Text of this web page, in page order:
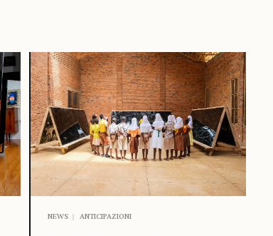
NEWS ANTICIPAZIONI